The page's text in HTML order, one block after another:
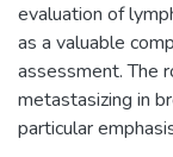
evaluation of
as a valuable
assessment. The
metastasizing in
particular